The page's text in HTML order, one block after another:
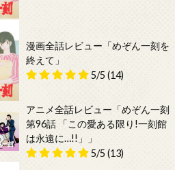
漫画全話レビュー「めぞん一刻を
終えて」
5/5 (14)
アニメ全話レビュー「めぞん一刻
第96話 「この愛ある限り!一刻館
は永遠に…!!」」
5/5 (13)